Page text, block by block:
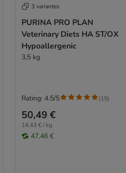
3 variantes
PURINA PRO PLAN
Veterinary Diets HA ST/OX
Hypoallergenic
3,5 kg
50,49 €
14,43 € / kg
47,46 €
Rating: 4.5/5 (15)